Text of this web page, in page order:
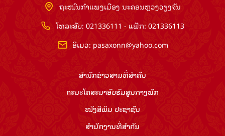
ຖະໜົນກຳແພງເມືອງ ນະຄອນຫຼວງວຽງຈັນ
ໂທລະສັບ: 021336111 - ແຟັກ: 021336113
ອີເມວ: pasaxonn@yahoo.com
ສຳ​ນັກ​ຂ່າວ​ສານ​ທີ່​ສຳ​ຄັນ​
ຄະນະໂຄສະນາອົບຮົມ​ສູນ​ກາງ​ພັກ
ໜັງສືພິມ ປະ​ຊາ​ຊົນ
ສຳ​ນັກ​ງານ​ທີ່​ສຳ​ຄັນ